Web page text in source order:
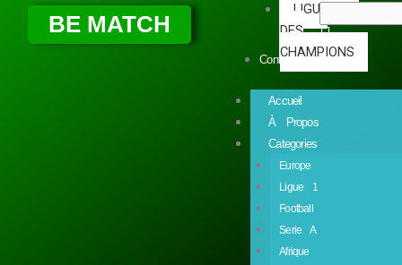
BE MATCH
LIGUE
DES
CHAMPIONS
Contact
Accueil
À Propos
Categories
Europe
Ligue 1
Football
Serie A
Afrique